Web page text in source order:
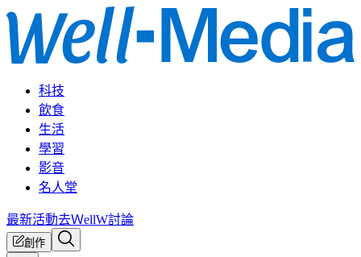
科技
飲食
生活
學習
影音
名人堂
最新活動去ＷellW討論
創作